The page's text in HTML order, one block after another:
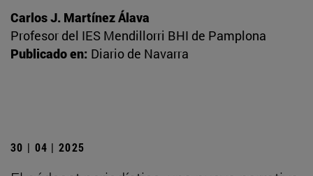
Carlos J. Martínez Álava
Profesor del IES Mendillorri BHI de Pamplona
Publicado en: Diario de Navarra
30 | 04 | 2025